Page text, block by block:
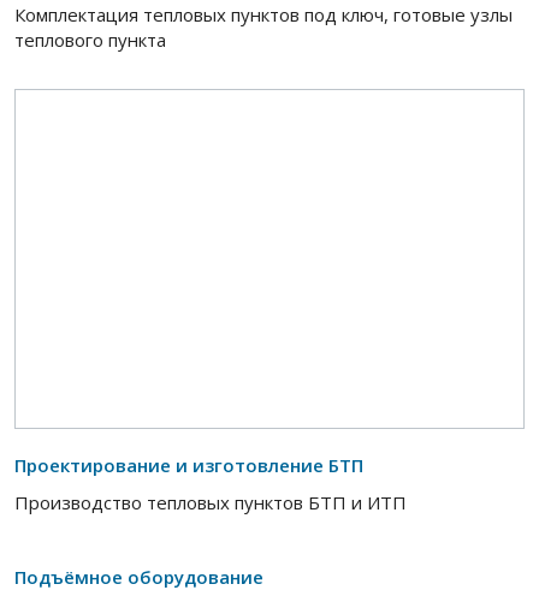
Подъёмное оборудование
Комплектация тепловых пунктов под ключ, готовые узлы
теплового пункта
Проектирование и изготовление БТП
Производство тепловых пунктов БТП и ИТП